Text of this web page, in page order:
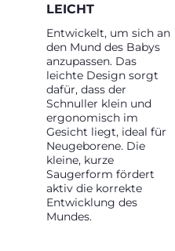
LEICHT
Entwickelt, um sich an
den Mund des Babys
anzupassen. Das
leichte Design sorgt
dafür, dass der
Schnuller klein und
ergonomisch im
Gesicht liegt, ideal für
Neugeborene. Die
kleine, kurze
Saugerform fördert
aktiv die korrekte
Entwicklung des
Mundes.